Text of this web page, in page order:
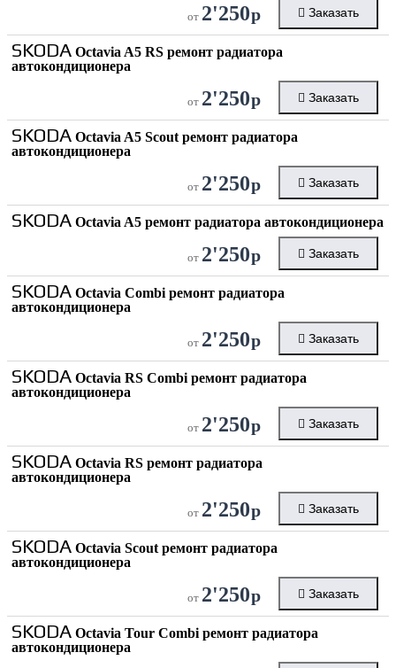
от 2'250р Заказать
SKODA Octavia A5 RS ремонт радиатора
автокондиционера
от 2'250р Заказать
SKODA Octavia A5 Scout ремонт радиатора
автокондиционера
от 2'250р Заказать
SKODA Octavia A5 ремонт радиатора автокондиционера
от 2'250р Заказать
SKODA Octavia Combi ремонт радиатора
автокондиционера
от 2'250р Заказать
SKODA Octavia RS Combi ремонт радиатора
автокондиционера
от 2'250р Заказать
SKODA Octavia RS ремонт радиатора
автокондиционера
от 2'250р Заказать
SKODA Octavia Scout ремонт радиатора
автокондиционера
от 2'250р Заказать
SKODA Octavia Tour Combi ремонт радиатора
автокондиционера